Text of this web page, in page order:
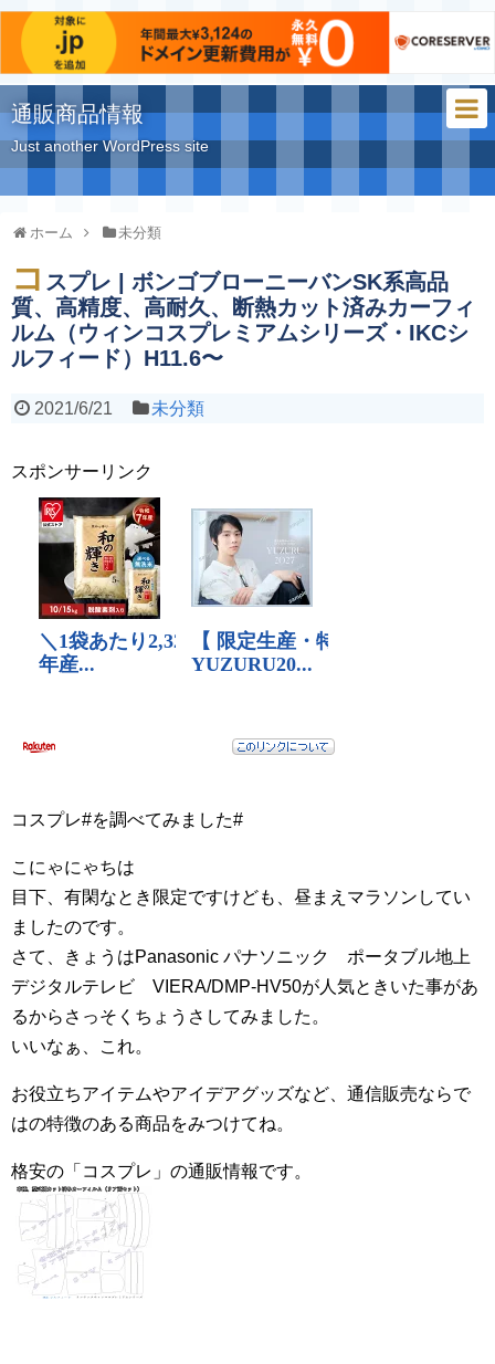
通販商品情報
Just another WordPress site
ホーム 未分類
コ スプレ | ボンゴブローニーバンSK系高品
質、高精度、高耐久、断熱カット済みカーフィ
ルム（ウィンコスプレミアムシリーズ・IKCシ
ルフィード）H11.6〜
2021/6/21 未分類
スポンサーリンク
コスプレ#を調べてみました#
こにゃにゃちは
目下、有閑なとき限定ですけども、昼まえマラソンしてい
ましたのです。
さて、きょうはPanasonic パナソニック ポータブル地上
デジタルテレビ VIERA/DMP-HV50が人気ときいた事があ
るからさっそくちょうさしてみました。
いいなぁ、これ。
お役立ちアイテムやアイデアグッズなど、通信販売ならで
はの特徴のある商品をみつけてね。
格安の「コスプレ」の通販情報です。